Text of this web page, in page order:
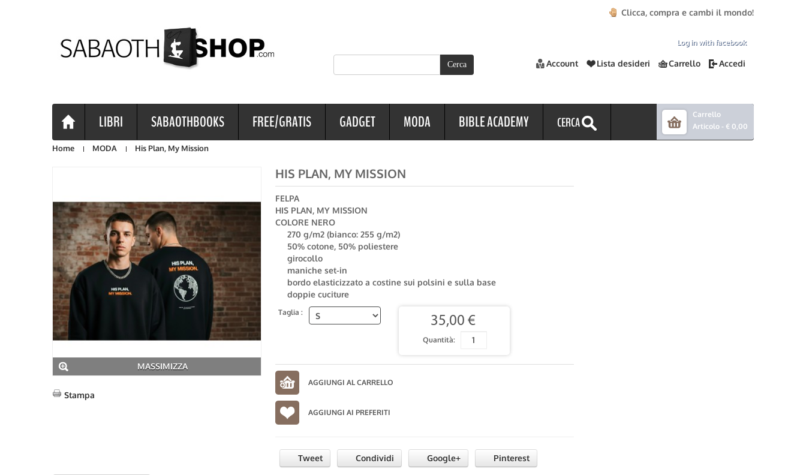
Carrello
Articolo - € 0,00
Clicca, compra e cambi il mondo!
Account Lista desideri Carrello Accedi
Log in with facebook
LIBRI SABAOTHBOOKS FREE/GRATIS GADGET MODA BIBLE ACADEMY CERCA
Home MODA His Plan, My Mission
MASSIMIZZA
Stampa
HIS PLAN, MY MISSION
FELPA
HIS PLAN, MY MISSION
COLORE NERO
270 g/m2 (bianco: 255 g/m2)
50% cotone, 50% poliestere
girocollo
maniche set-in
bordo elasticizzato a costine sui polsini e sulla base
doppie cuciture
Taglia :
35,00 €
Quantità:
AGGIUNGI AI PREFERITI
Tweet Condividi Google+ Pinterest